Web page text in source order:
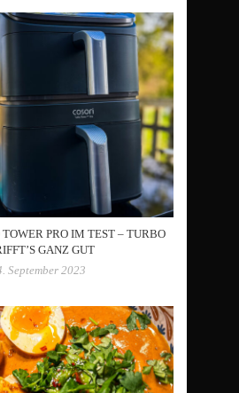
PRO IM TEST – TURBO
GANZ GUT
September 2023